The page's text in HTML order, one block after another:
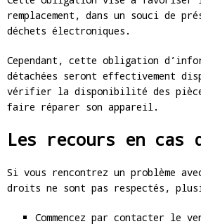
remplacement, dans un souci de
déchets électroniques.
Cependant, cette obligation
détachées seront effectivement
vérifier la disponibilité des pièces
faire réparer son appareil.
Les recours en
Si vous rencontrez un problème
droits ne sont pas respectés,
Commencez par contacter le